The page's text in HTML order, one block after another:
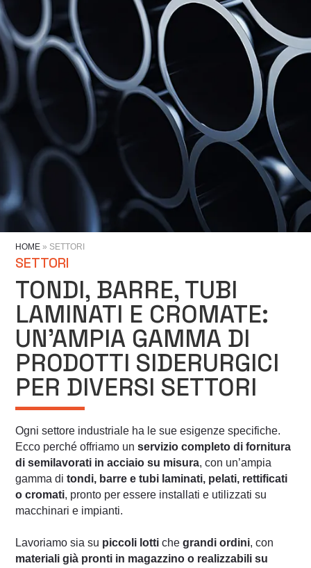
HOME » SETTORI
SETTORI
TONDI, BARRE, TUBI
LAMINATI E CROMATE:
UN’AMPIA GAMMA DI
PRODOTTI SIDERURGICI
PER DIVERSI SETTORI
Ogni settore industriale ha le sue esigenze specifiche.
Ecco perché offriamo unservizio completo di fornitura
di semilavorati in acciaio su misura, con un’ampia
gamma ditondi, barre e tubi laminati, pelati, rettificati
o cromati, pronto per essere installati e utilizzati su
macchinari e impianti.
Lavoriamo sia su piccoli lotti chegrandi ordini, con
materiali già pronti in magazzino o realizzabili su